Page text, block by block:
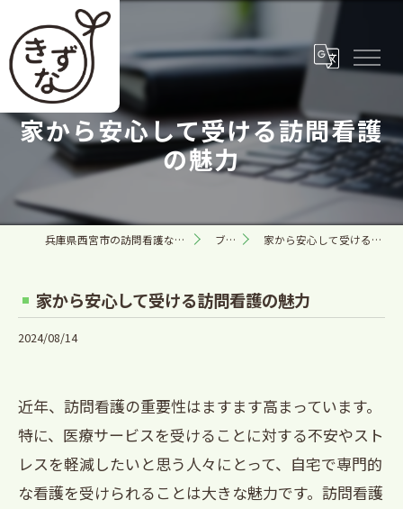
家から安心して受ける訪問看護
の魅力
兵庫県西宮市の訪問看護なら合同会社きずな ブログ 家から安心して受ける訪問看護の魅力
家から安心して受ける訪問看護の魅力
2024/08/14
近年、訪問看護の重要性はますます高まっています。
特に、医療サービスを受けることに対する不安やスト
レスを軽減したいと思う人々にとって、自宅で専門的
な看護を受けられることは大きな魅力です。訪問看護